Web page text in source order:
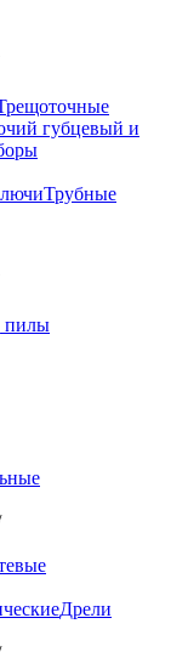
губцевый и
Трубные
пилы
Дрели